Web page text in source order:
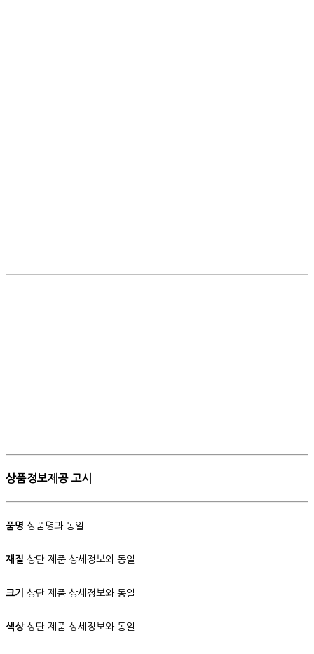
상품정보제공 고시
품명 상품명과 동일
재질 상단 제품 상세정보와 동일
크기 상단 제품 상세정보와 동일
색상상단 제품 상세정보와 동일